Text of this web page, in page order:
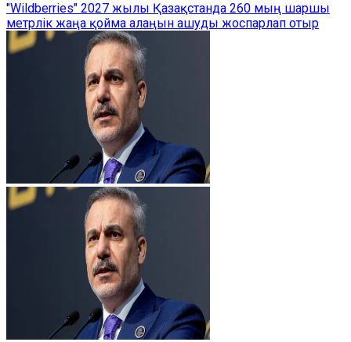
"Wildberries" 2027 жылы Қазақстанда 260 мың шаршы
метрлік жаңа қойма алаңын ашуды жоспарлап отыр